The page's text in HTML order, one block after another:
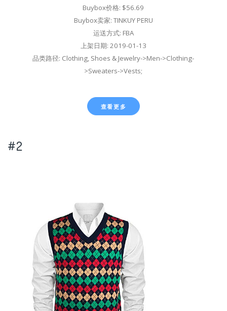
Buybox价格: $56.69
Buybox卖家: TINKUY PERU
运送方式: FBA
上架日期: 2019-01-13
品类路径: Clothing, Shoes & Jewelry->Men->Clothing-
>Sweaters->Vests;
查看更多
#2